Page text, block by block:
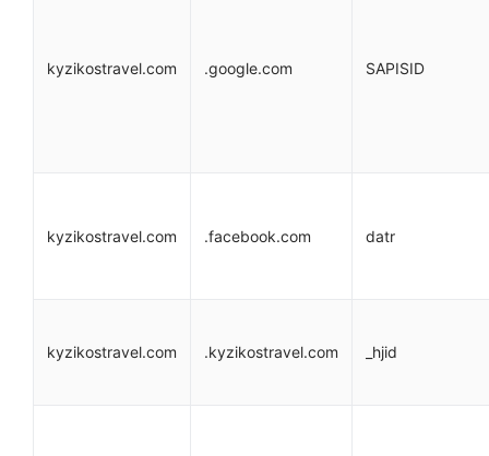
kyzikostravel.com .google.com SAPISID
kyzikostravel.com .facebook.com datr
kyzikostravel.com .kyzikostravel.com _hjid